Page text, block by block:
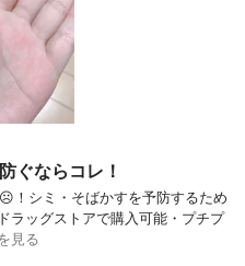
ぐならコレ！
！シミ・そばかすを予防するため
ッグストアで購入可能・プチプ
見る